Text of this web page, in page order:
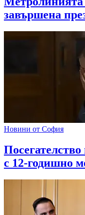
завършена
Новини от София
с 12-годишно